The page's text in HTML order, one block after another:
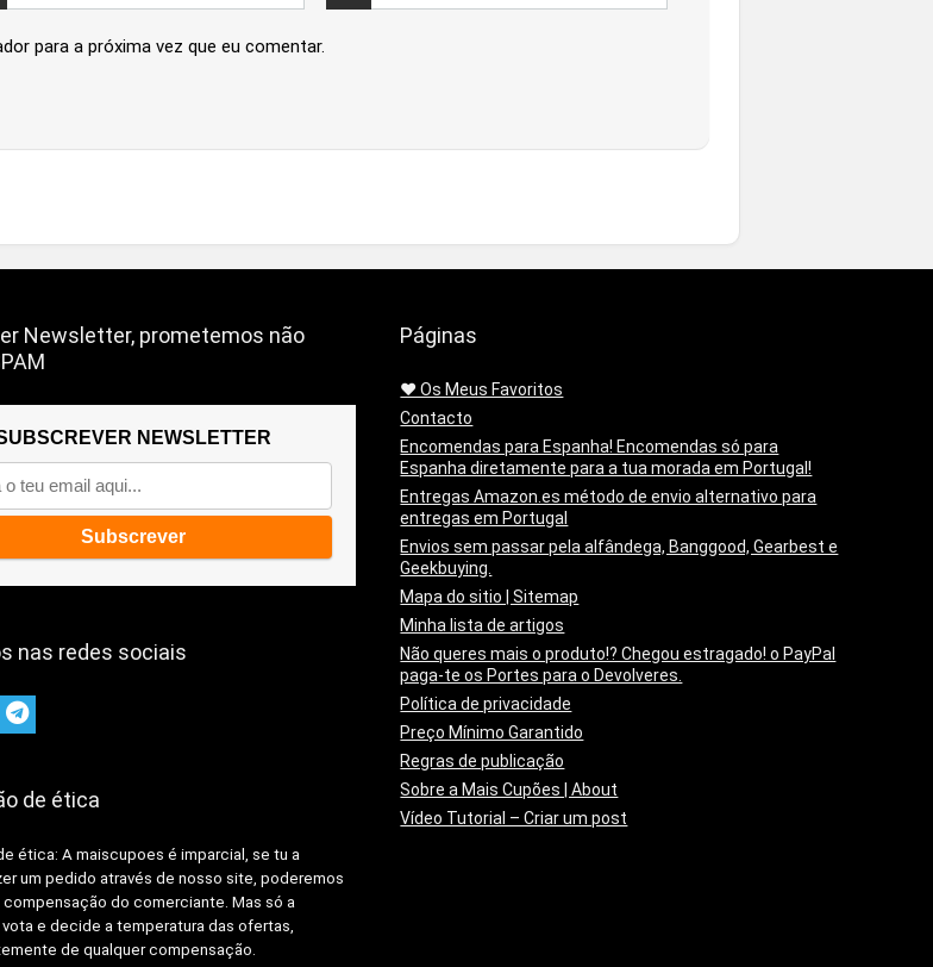
para a próxima vez que eu comentar.
Newsletter, prometemos não
NEWSLETTER
nas redes sociais
de ética
ética: Amaiscupoes é imparcial, se tu a
um pedido através de nosso site, poderemos
compensação do comerciante. Mas só a
e decide a temperatura das ofertas,
de qualquer compensação.
Páginas
❤️ Os Meus Favoritos
Contacto
Encomendas para Espanha! Encomendas só para
Espanha diretamente para a tua morada em Portugal!
Entregas Amazon.es método de envio alternativo para
entregas em Portugal
Envios sem passar pela alfândega, Banggood, Gearbest e
Geekbuying.
Mapa do sitio | Sitemap
Minha lista de artigos
Não queres mais o produto!? Chegou estragado! o PayPal
paga-te os Portes para o Devolveres.
Política de privacidade
Preço Mínimo Garantido
Regras de publicação
Sobre a Mais Cupões | About
Vídeo Tutorial – Criar um post